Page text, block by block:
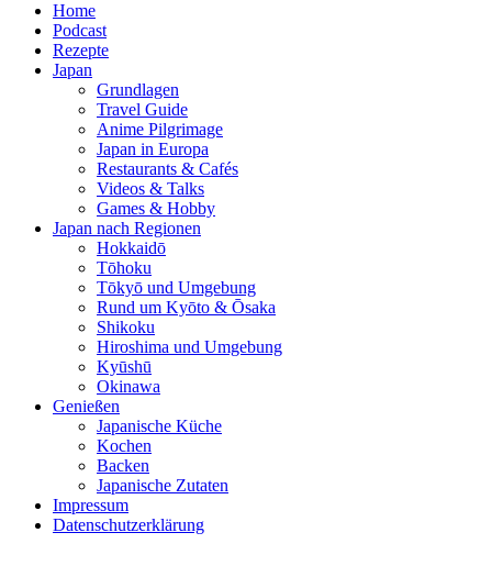
Home
Podcast
Rezepte
Japan
Grundlagen
Travel Guide
Anime Pilgrimage
Japan in Europa
Restaurants & Cafés
Videos & Talks
Games & Hobby
Japan nach Regionen
Hokkaidō
Tōhoku
Tōkyō und Umgebung
Rund um Kyōto & Ōsaka
Shikoku
Hiroshima und Umgebung
Kyūshū
Okinawa
Genießen
Japanische Küche
Kochen
Backen
Japanische Zutaten
Impressum
Datenschutzerklärung